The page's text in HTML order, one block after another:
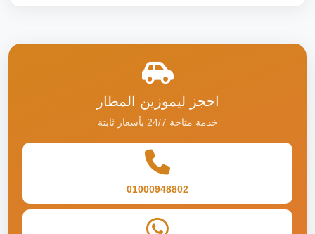
احجز ليموزين المطار
خدمة متاحة 24/7 بأسعار ثابتة
01000948802